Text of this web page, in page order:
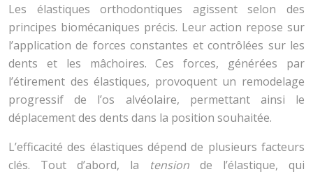
Les élastiques orthodontiques agissent selon des
principes biomécaniques précis. Leur action repose sur
l’application de forces constantes et contrôlées sur les
dents et les mâchoires. Ces forces, générées par
l’étirement des élastiques, provoquent un remodelage
progressif de l’os alvéolaire, permettant ainsi le
déplacement des dents dans la position souhaitée.
L’efficacité des élastiques dépend de plusieurs facteurs
clés. Tout d’abord, la tension de l’élastique, qui